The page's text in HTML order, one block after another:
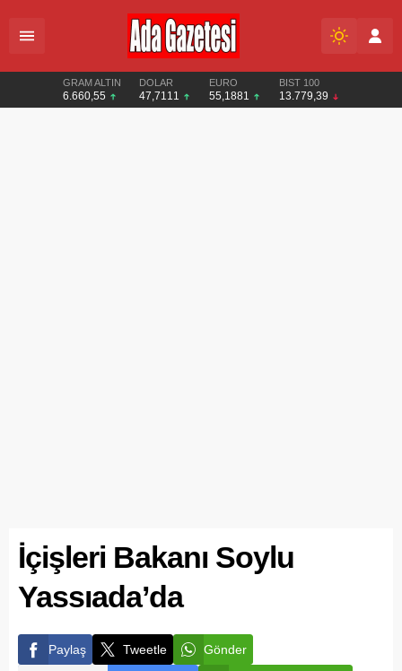
GRAM ALTIN
6.660,55
DOLAR
47,7111
EURO
55,1881
BIST 100
13.779,39
İçişleri Bakanı Soylu
Yassıada’da
Paylaş Tweetle Gönder